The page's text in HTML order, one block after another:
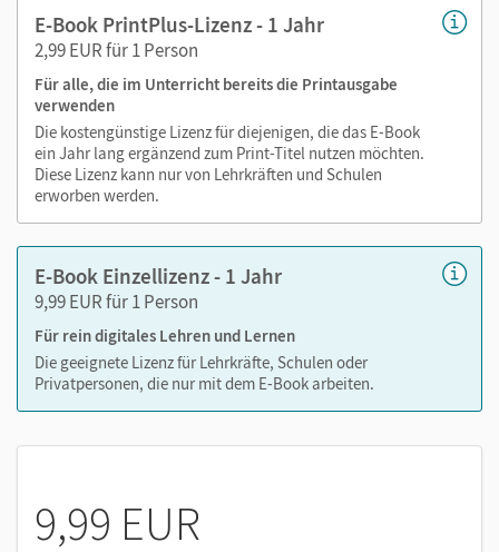
Lesezeichen hinzufügen
im Text suchen
zoomen
Die Medien sind wichtige Bestandteile dieses E-Books. Sie
sind seitengenau platziert, damit Sie und Ihre Schüler/-innen
jederzeit unkompliziert darauf zugreifen können. So
gestalten Sie das Lehren und Lernen zeitsparend und
abwechslungsreich. Kein Medienwechsel! Kein
zeitaufwendiges Suchen!
Medien im E-Book zu den Themenheften –
Verbrauchsmaterial:
E-Book PrintPlus-Lizenz - 1 Jahr
2,99 EUR für 1 Person
Für alle, die im Unterricht bereits die Printausgabe
verwenden
Die kostengünstige Lizenz für diejenigen, die das E-Book
ein Jahr lang ergänzend zum Print-Titel nutzen möchten.
Diese Lizenz kann nur von Lehrkräften und Schulen
erworben werden.
E-Book Einzellizenz - 1 Jahr
9,99 EUR für 1 Person
Für rein digitales Lehren und Lernen
Die geeignete Lizenz für Lehrkräfte, Schulen oder
Privatpersonen, die nur mit dem E-Book arbeiten.
9,99 EUR